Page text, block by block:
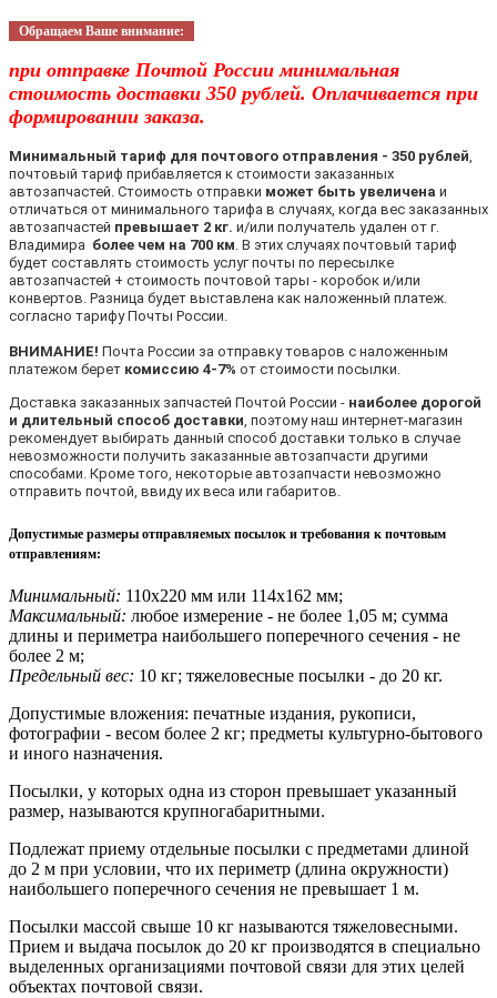
Обращаем Ваше внимание:
при отправке Почтой России минимальная
стоимость доставки 350 рублей. Оплачивается при
формировании заказа.
Минимальный тариф для почтового отправления - 350 рублей
почтовый тариф прибавляется к стоимости заказанных
автозапчастей. Стоимость отправки может быть увеличена и
отличаться от минимального тарифа в случаях, когда вес заказанных
автозапчастей превышает 2 кг. и/или получатель удален от г.
Владимира более чем на 700 км . В этих случаях почтовый тариф
будет составлять стоимость услуг почты по пересылке
автозапчастей + стоимость почтовой тары - коробок и/или
конвертов. Разница будет выставлена как наложенный платеж.
согласно тарифу Почты России.
ВНИМАНИЕ! Почта России за отправку товаров с наложенным
платежом берет комиссию 4-7% от стоимости посылки.
Доставка заказанных запчастей Почтой России - наиболее дорогой
и длительный способ доставки , поэтому наш интернет-магазин
рекомендует выбирать данный способ доставки только в случае
невозможности получить заказанные автозапчасти другими
способами. Кроме того, некоторые автозапчасти невозможно
отправить почтой, ввиду их веса или габаритов.
Допустимые размеры отправляемых посылок и требования к почтовым
отправлениям:
Минимальный: 110х220 мм или 114х162 мм;
Максимальный: любое измерение - не более 1,05 м; сумма
длины и периметра наибольшего поперечного сечения - не
более 2 м;
Предельный вес: 10 кг; тяжеловесные посылки - до 20 кг.
Допустимые вложения: печатные издания, рукописи,
фотографии - весом более 2 кг; предметы культурно-бытового
и иного назначения.
Посылки, у которых одна из сторон превышает указанный
размер, называются крупногабаритными.
Подлежат приему отдельные посылки с предметами длиной
до 2 м при условии, что их периметр (длина окружности)
наибольшего поперечного сечения не превышает 1 м.
Посылки массой свыше 10 кг называются тяжеловесными.
Прием и выдача посылок до 20 кг производятся в специально
выделенных организациями почтовой связи для этих целей
объектах почтовой связи.